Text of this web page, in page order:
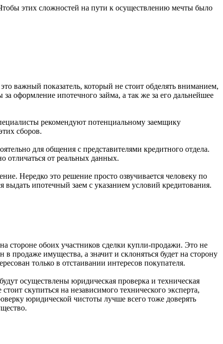
этих сложностей на пути к осуществлению мечты было
важный показатель, который не стоит обделять вниманием,
оформление ипотечного займа, а так же за его дальнейшее
рекомендуют потенциальному заемщику
сборов.
для общения с представителями кредитного отдела.
отличаться от реальных данных.
Нередко это решение просто озвучивается человеку по
выдать ипотечный заем с указанием условий кредитования.
стороне обоих участников сделки купли-продажи. Это не
продаже имущества, а значит и склоняться будет на сторону
только в отстаивании интересов покупателя.
осуществлены юридическая проверка и техническая
скупиться на независимого технического эксперта,
юридической чистоты лучше всего тоже доверять